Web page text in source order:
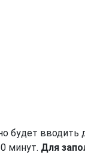
будет вводить
минут. Для